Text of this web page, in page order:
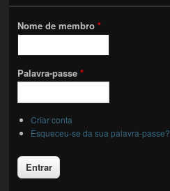
Nome de membro*
Palavra-passe*
Criar conta
Esqueceu-se da sua palavra-passe?